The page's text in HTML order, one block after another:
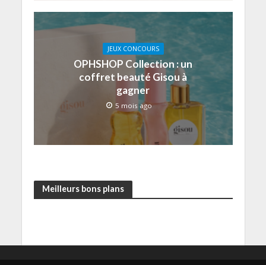
JEUX CONCOURS
OPHSHOP Collection : un
coffret beauté Gisou à
gagner
5 mois ago
Meilleurs bons plans